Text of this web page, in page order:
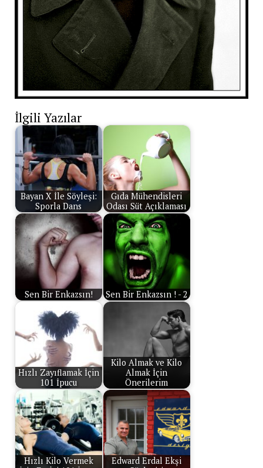
İlgili Yazılar
Bayan X İle Söyleşi:
Sporla Dans
Gıda Mühendisleri
Odası Süt Açıklaması
Sen Bir Enkazsın! Sen Bir Enkazsın ! - 2
Hızlı Zayıflamak İçin
101 İpucu
Kilo Almak ve Kilo
Almak İçin
Önerilerim
Hızlı Kilo Vermek
Edward Erdal Ekşi